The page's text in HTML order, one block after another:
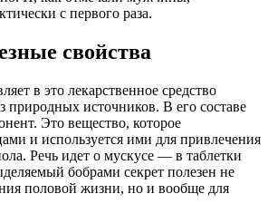
с первого раза.
свойства
в это лекарственное средство
природных источников. В его составе
Это вещество, которое
и используется ими для привлечения
Речь идет о мускусе — в таблетки
бобрами секрет полезен не
половой жизни, но и вообще для